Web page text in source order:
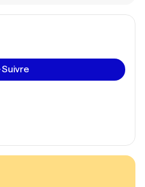
Suivre